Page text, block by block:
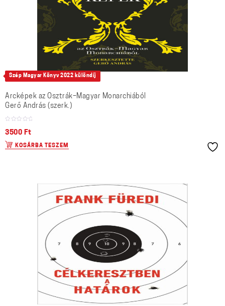
Szép Magyar Könyv 2022 különdíj
Arcképek az Osztrák–Magyar Monarchiából
Gerő András (szerk.)
3500 Ft
KOSÁRBA TESZEM